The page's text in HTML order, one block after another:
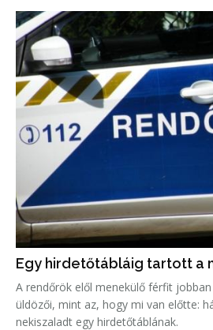
Egy hirdetőtábláig tartott a
A rendőrök elől menekülő férfit
üldözői, mint az, hogy mi van előtte:
nekiszaladt egy hirdetőtáblának.